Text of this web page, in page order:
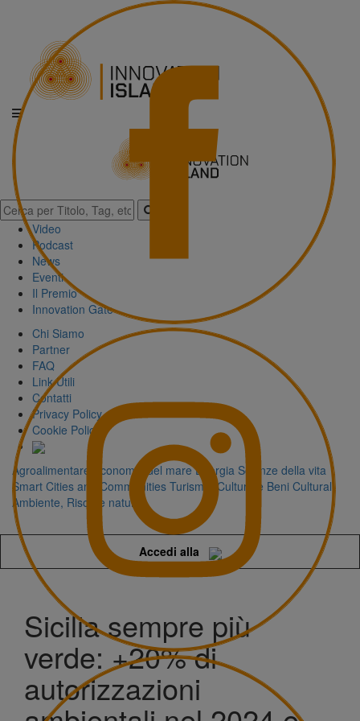
Video
Podcast
News
Eventi
Il Premio
Innovation Gate
Chi Siamo
Partner
FAQ
Link Utili
Contatti
Privacy Policy
Cookie Policy
Agroalimentare Economia del mare Energia Scienze della vita
Smart Cities and Communities Turismo, Cultura e Beni Culturali
Ambiente, Risorse naturali
Accedi alla
Sicilia sempre più
verde: +20% di
autorizzazioni